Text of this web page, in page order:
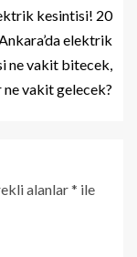
kesintisi! 20
elektrik
ne vakit bitecek,
vakit gelecek?
alanlar* ile